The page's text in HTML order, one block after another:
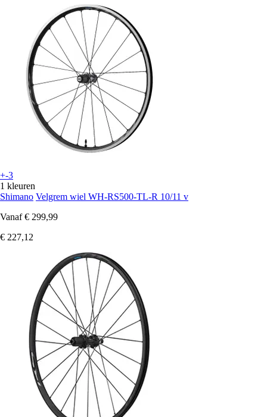
+-3
1 kleuren
Shimano Velgrem wiel WH-RS500-TL-R 10/11 v
Vanaf € 299,99
€ 227,12